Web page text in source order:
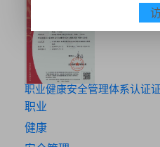
职业健康安全管理体系认证
职业
健康